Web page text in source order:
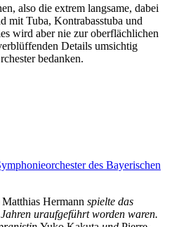
also die extrem langsame, dabei
mit Tuba, Kontrabasstuba und
wird aber nie zur oberflächlichen
Details umsichtig
bedanken.
des Bayerischen
Matthias Hermann spielte das
Jahren uraufgeführt worden waren.